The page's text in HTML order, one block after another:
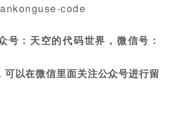
code
号：天空的代码世界，微信号：
可以在微信里面关注公众号进行留